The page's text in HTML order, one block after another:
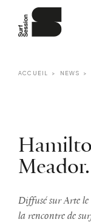
ACCUEIL NEWS
Diffusé sur Arte
la rencontre de